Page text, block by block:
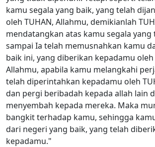
kamu segala yang baik, yang telah
oleh TUHAN, Allahmu, demikianlah
mendatangkan atas kamu segala yang
sampai Ia telah memusnahkan kamu
baik ini, yang diberikan kepadamu oleh
Allahmu, apabila kamu melangkahi
telah diperintahkan kepadamu oleh
dan pergi beribadah kepada allah lain
menyembah kepada mereka. Maka
bangkit terhadap kamu, sehingga
dari negeri yang baik, yang telah
kepadamu."